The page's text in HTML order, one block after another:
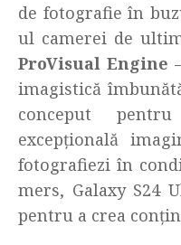
de fotografie în
ul camerei de
ProVisual Engine
imagistică
conceput
excepțională
fotografiezi în
mers, Galaxy S24
pentru a crea